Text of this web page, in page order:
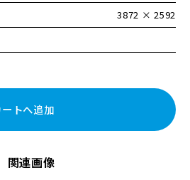
3872 × 2592
トへ追加
関連画像